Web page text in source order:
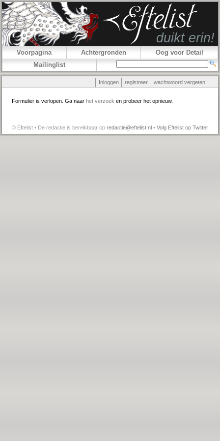
Voorpagina Achtergronden
Oog voor Detail
Mailinglist
Inloggen registreer wachtwoord vergeten
Formulier is verlopen. Ga naar het verzoek en probeer het opnieuw.
© Eftelist • De redactie is bereikbaar op redactie@eftelist.nl • Volg Eftelist op Twitter